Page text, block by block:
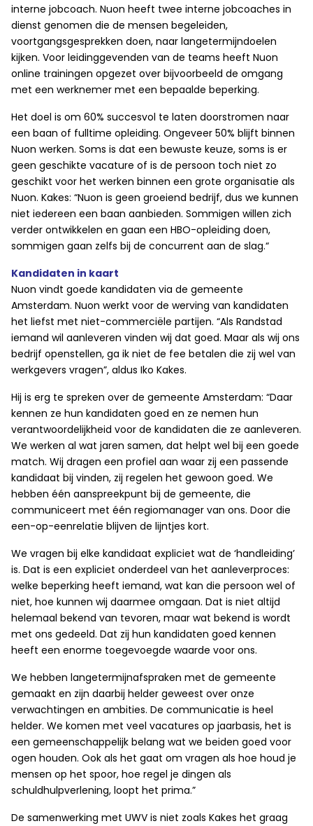
interne jobcoach. Nuon heeft twee interne jobcoaches in
dienst genomen die de mensen begeleiden,
voortgangsgesprekken doen, naar langetermijndoelen
kijken. Voor leidinggevenden van de teams heeft Nuon
online trainingen opgezet over bijvoorbeeld de omgang
met een werknemer met een bepaalde beperking.
Het doel is om 60% succesvol te laten doorstromen naar
een baan of fulltime opleiding. Ongeveer 50% blijft binnen
Nuon werken. Soms is dat een bewuste keuze, soms is er
geen geschikte vacature of is de persoon toch niet zo
geschikt voor het werken binnen een grote organisatie als
Nuon. Kakes: “Nuon is geen groeiend bedrijf, dus we kunnen
niet iedereen een baan aanbieden. Sommigen willen zich
verder ontwikkelen en gaan een HBO-opleiding doen,
sommigen gaan zelfs bij de concurrent aan de slag.“
Kandidaten in kaart
Nuon vindt goede kandidaten via de gemeente
Amsterdam. Nuon werkt voor de werving van kandidaten
het liefst met niet-commerciële partijen. “Als Randstad
iemand wil aanleveren vinden wij dat goed. Maar als wij ons
bedrijf openstellen, ga ik niet de fee betalen die zij wel van
werkgevers vragen”, aldus Iko Kakes.
Hij is erg te spreken over de gemeente Amsterdam: “Daar
kennen ze hun kandidaten goed en ze nemen hun
verantwoordelijkheid voor de kandidaten die ze aanleveren.
We werken al wat jaren samen, dat helpt wel bij een goede
match. Wij dragen een profiel aan waar zij een passende
kandidaat bij vinden, zij regelen het gewoon goed. We
hebben één aanspreekpunt bij de gemeente, die
communiceert met één regiomanager van ons. Door die
een-op-eenrelatie blijven de lijntjes kort.
We vragen bij elke kandidaat expliciet wat de ‘handleiding’
is. Dat is een expliciet onderdeel van het aanleverproces:
welke beperking heeft iemand, wat kan die persoon wel of
niet, hoe kunnen wij daarmee omgaan. Dat is niet altijd
helemaal bekend van tevoren, maar wat bekend is wordt
met ons gedeeld. Dat zij hun kandidaten goed kennen
heeft een enorme toegevoegde waarde voor ons.
We hebben langetermijnafspraken met de gemeente
gemaakt en zijn daarbij helder geweest over onze
verwachtingen en ambities. De communicatie is heel
helder. We komen met veel vacatures op jaarbasis, het is
een gemeenschappelijk belang wat we beiden goed voor
ogen houden. Ook als het gaat om vragen als hoe houd je
mensen op het spoor, hoe regel je dingen als
schuldhulpverlening, loopt het prima.”
De samenwerking met UWV is niet zoals Kakes het graag